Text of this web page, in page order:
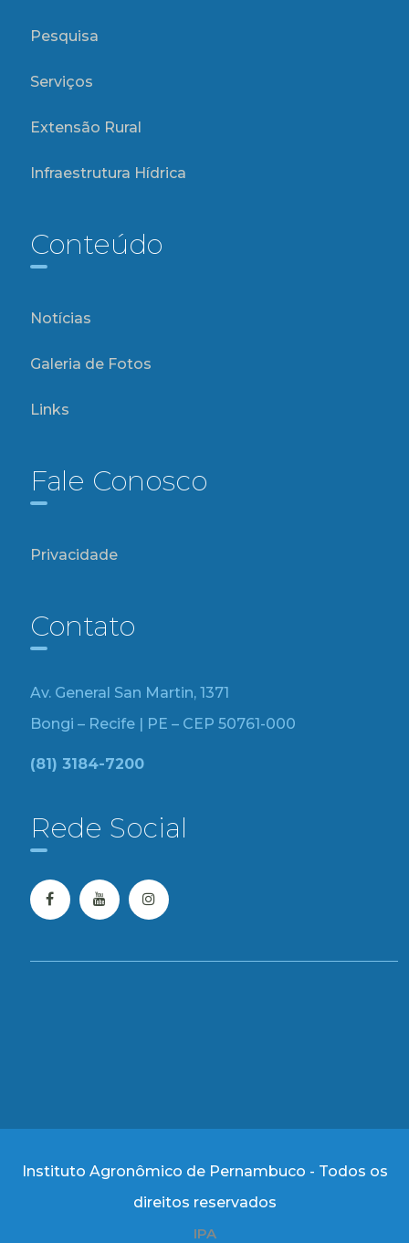
Pesquisa
Serviços
Extensão Rural
Infraestrutura Hídrica
Conteúdo
Notícias
Galeria de Fotos
Links
Fale Conosco
Privacidade
Contato
Av. General San Martin, 1371
Bongi – Recife | PE – CEP 50761-000
(81) 3184-7200
Rede Social
Instituto Agronômico de Pernambuco - Todos os
direitos reservados
IPA